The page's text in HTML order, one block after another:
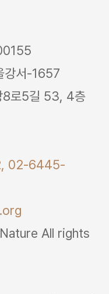
강서-1657
8로5길 53, 4층
02-6445-
All rights